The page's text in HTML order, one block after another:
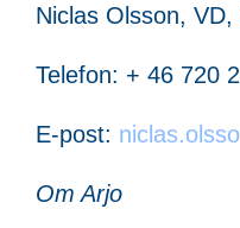
Niclas Olsson, VD,
Telefon: + 46 720
E-post:
Om Arjo